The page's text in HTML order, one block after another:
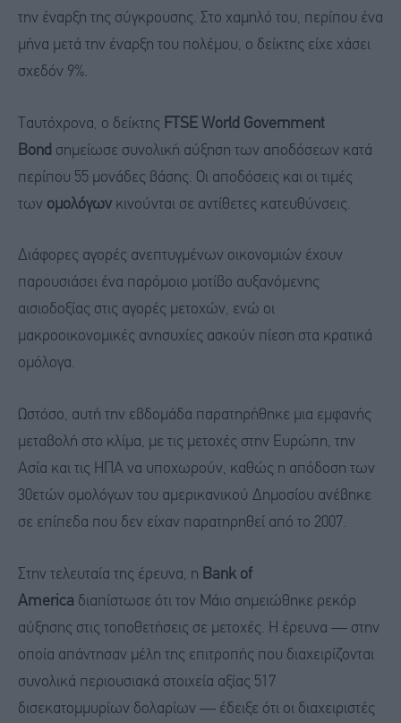
την έναρξη της σύγκρουσης. Στο χαμηλό του, περίπου ένα
μήνα μετά την έναρξη του πολέμου, ο δείκτης είχε χάσει
σχεδόν 9%.
Ταυτόχρονα, ο δείκτης FTSE World Government
Bond σημείωσε συνολική αύξηση των αποδόσεων κατά
περίπου 55 μονάδες βάσης. Οι αποδόσεις και οι τιμές
των ομολόγων κινούνται σε αντίθετες κατευθύνσεις.
Διάφορες αγορές ανεπτυγμένων οικονομιών έχουν
παρουσιάσει ένα παρόμοιο μοτίβο αυξανόμενης
αισιοδοξίας στις αγορές μετοχών, ενώ οι
μακροοικονομικές ανησυχίες ασκούν πίεση στα κρατικά
ομόλογα.
Ωστόσο, αυτή την εβδομάδα παρατηρήθηκε μια εμφανής
μεταβολή στο κλίμα, με τις μετοχές στην Ευρώπη, την
Ασία και τις ΗΠΑ να υποχωρούν, καθώς η απόδοση των
30ετών ομολόγων του αμερικανικού Δημοσίου ανέβηκε
σε επίπεδα που δεν είχαν παρατηρηθεί από το 2007.
Στην τελευταία της έρευνα, η Bank of
America διαπίστωσε ότι τον Μάιο σημειώθηκε ρεκόρ
αύξησης στις τοποθετήσεις σε μετοχές. Η έρευνα — στην
οποία απάντησαν μέλη της επιτροπής που διαχειρίζονται
συνολικά περιουσιακά στοιχεία αξίας 517
δισεκατομμυρίων δολαρίων — έδειξε ότι οι διαχειριστές